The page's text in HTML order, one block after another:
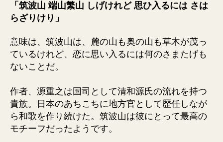
「筑波山 端山繁山 しげけれど 思ひ入るには さは
らざりけり」
意味は、筑波山は、麓の山も奥の山も草木が茂っ
ているけれど、恋に思い入るには何のさまたげも
ないことだ。
作者、源重之は国司として清和源氏の流れを持つ
貴族。日本のあちこちに地方官として歴任しなが
ら和歌を作り続けた。筑波山は彼にとって最高の
モチーフだったようです。